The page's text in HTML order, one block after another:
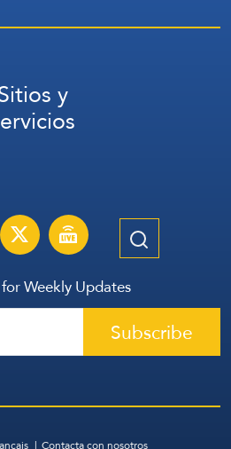
y
Weekly Updates
Subscribe